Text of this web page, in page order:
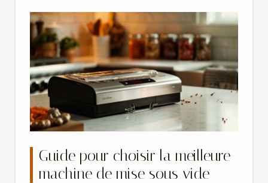
Guide pour choisir la meilleure
machine de mise sous vide